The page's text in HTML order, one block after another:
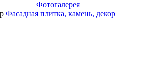
Фотогалерея
Фасадная плитка, камень, декор